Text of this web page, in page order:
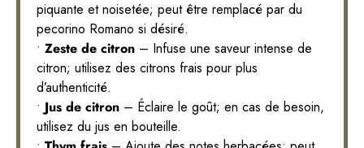
piquante et noisetée; peut être remplacé par du
pecorino Romano si désiré.
• Zeste de citron – Infuse une saveur intense de
citron; utilisez des citrons frais pour plus
d’authenticité.
• Jus de citron – Éclaire le goût; en cas de besoin,
utilisez du jus en bouteille.